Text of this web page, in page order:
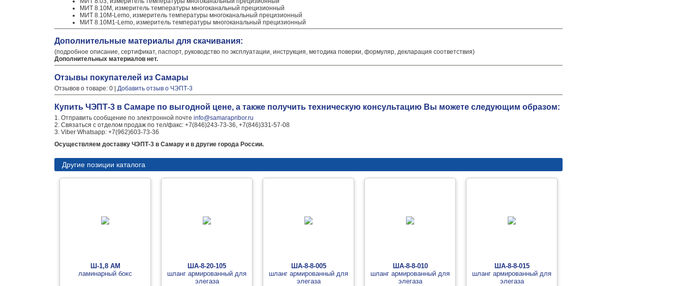
МИТ 8.10М, измеритель температуры многоканальный прецизионный
МИТ 8.10М-Lemo, измеритель температуры многоканальный прецизионный
МИТ 8.10М1-Lemo, измеритель температуры многоканальный прецизионный
Дополнительные материалы для скачивания:
(подробное описание, сертификат, паспорт, руководство по эксплуатации, инструкция, методика поверки, формуляр, декларация соответствия)
Дополнительных материалов нет.
Отзывы покупателей из Самары
Отзывов о товаре: 0 | Добавить отзыв о ЧЭПТ-3
Купить ЧЭПТ-3 в Самаре по выгодной цене, а также получить техническую консультацию Вы можете следующим образом:
1. Отправить сообщение по электронной почте info@samarapribor.ru
2. Связаться с отделом продаж по тел/факс: +7(846)243-73-36, +7(846)331-57-08
3. Viber Whatsapp: +7(962)603-73-36
Осуществляем доставку ЧЭПТ-3 в Самару и в другие города России.
Другие позиции каталога
Ш-1,8 АМ
ламинарный бокс
ША-8-20-105
шланг армированный для
элегаза
ША-8-8-005
шланг армированный для
элегаза
ША-8-8-010
шланг армированный для
элегаза
ША-8-8-015
шланг армированный для
элегаза